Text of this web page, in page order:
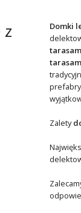
Domki
Zalety